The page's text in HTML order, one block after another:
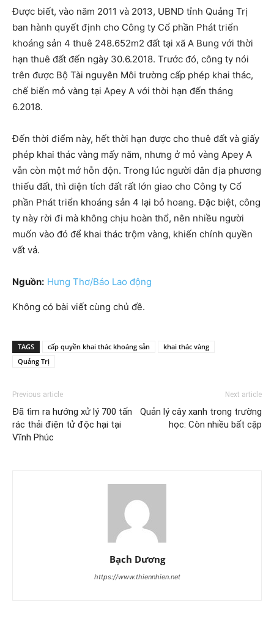
Được biết, vào năm 2011 và 2013, UBND tỉnh Quảng Trị
ban hành quyết định cho Công ty Cổ phần Phát triển
khoáng sản 4 thuê 248.652m2 đất tại xã A Bung với thời
hạn thuê đất đến ngày 30.6.2018. Trước đó, công ty nói
trên được Bộ Tài nguyên Môi trường cấp phép khai thác,
chế biến mỏ vàng tại Apey A với thời hạn đến tháng
6.2018.
Đến thời điểm này, hết thời hạn được cho thuê đất và giấy
phép khai thác vàng mấy năm, nhưng ở mỏ vàng Apey A
vẫn còn một mớ hỗn độn. Trong lúc người dân địa phương
thiếu đất, thì diện tích đất rất lớn giao cho Công ty Cổ
phần Phát triển khoáng sản 4 lại bỏ hoang. Đặc biệt, công
ty này rời đi mà không chịu hoàn thổ, nên nhiều người
muốn vào đó để khai thác trộm vàng, khiến chính quyền
vất vả.
Nguồn: Hưng Thơ/Báo Lao động
Không có bài viết cùng chủ đề.
TAGS cấp quyền khai thác khoáng sản
khai thác vàng
Quảng Trị
Previous article
Đã tìm ra hướng xử lý 700 tấn
rác thải điện tử độc hại tại
Vĩnh Phúc
Next article
Quản lý cây xanh trong trường
học: Còn nhiều bất cập
Bạch Dương
https://www.thiennhien.net